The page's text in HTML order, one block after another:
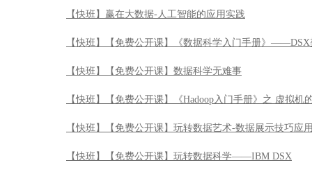
【快班】赢在大数据-人工智能的应用实践
【快班】【免费公开课】《数据科学入门手册》
【快班】【免费公开课】数据科学无难事
【快班】【免费公开课】《Hadoop入门手册》之 虚拟机
【快班】【免费公开课】玩转数据艺术-数据展示技巧应
【快班】【免费公开课】玩转数据科学——IBM DSX